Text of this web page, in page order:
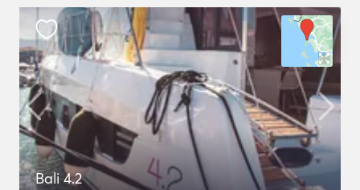
Bali 4.2